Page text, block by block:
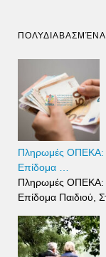
ΠΟΛΥΔΙΑΒΑΣΜΈΝΑ
Πληρωμές ΟΠΕΚΑ:
Επίδομα …
Πληρωμές ΟΠΕΚΑ:
Επίδομα Παιδιού,